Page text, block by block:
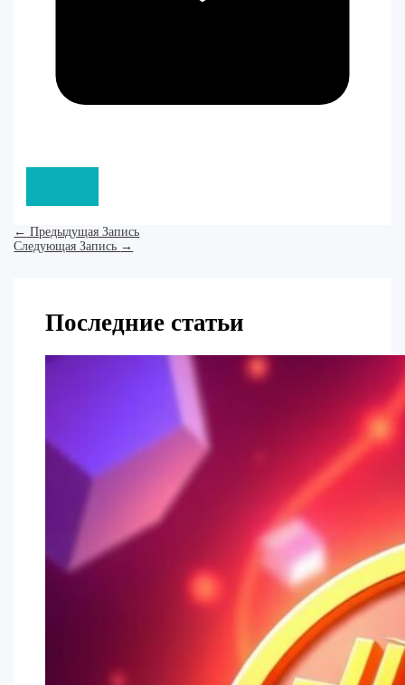
← Предыдущая Запись
Следующая Запись →
Последние статьи